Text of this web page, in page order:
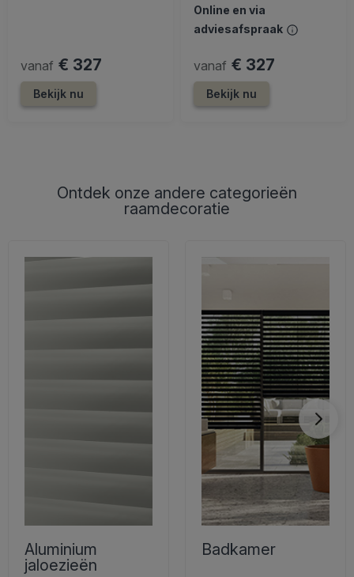
vanaf € 327
Bekijk nu
Online en via
adviesafspraak
vanaf € 327
Bekijk nu
Ontdek onze andere categorieën
raamdecoratie
Aluminium
jaloezieën
Badkamer